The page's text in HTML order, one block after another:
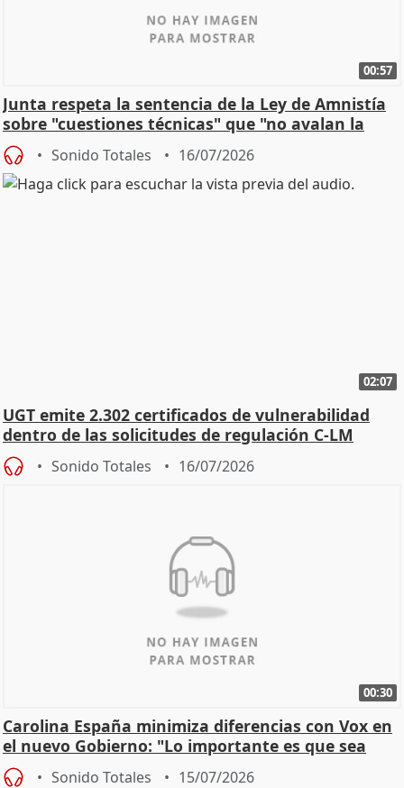
00:57
Junta respeta la sentencia de la Ley de Amnistía
sobre "cuestiones técnicas" que "no avalan la
const
Sonido Totales 16/07/2026
02:07
UGT emite 2.302 certificados de vulnerabilidad
dentro de las solicitudes de regulación C-LM
Sonido Totales 16/07/2026
00:30
Carolina España minimiza diferencias con Vox en
el nuevo Gobierno: "Lo importante es que sea
una leg
Sonido Totales 15/07/2026